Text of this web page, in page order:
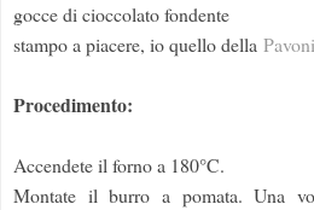
gocce di cioccolato fondente
stampo a piacere, io quello della Pavoni
Procedimento:
Accendete il forno a 180°C.
Montate il burro a pomata. Una